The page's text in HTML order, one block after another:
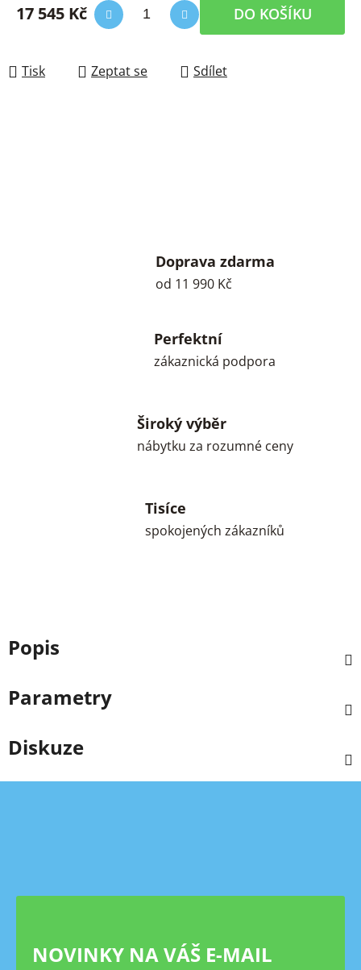
17 545 Kč DO KOŠÍKU
Tisk Zeptat se Sdílet
Doprava zdarma
od 11 990 Kč
Perfektní
zákaznická podpora
Široký výběr
nábytku za rozumné ceny
Tisíce
spokojených zákazníků
Popis
Parametry
Diskuze
Z
NOVINKY NA VÁŠ E-MAIL